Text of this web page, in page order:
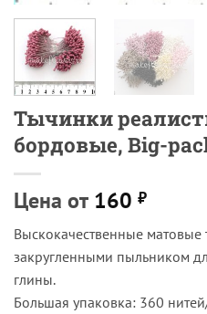
Тычинки
бордовые, Big-
Цена от 160 ₽
Выскокачественные
закругленными пыльником
глины.
Большая упаковка: 360